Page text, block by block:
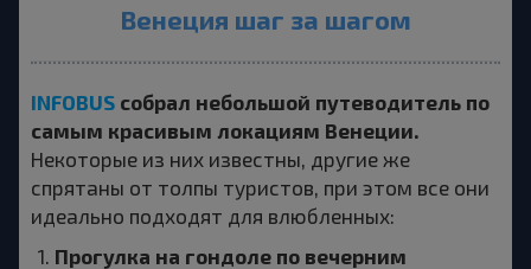
Венеция шаг за шагом
INFOBUS собрал небольшой путеводитель по
самым красивым локациям Венеции.
Некоторые из них известны, другие же
спрятаны от толпы туристов, при этом все они
идеально подходят для влюбленных:
Прогулка на гондоле по вечерним